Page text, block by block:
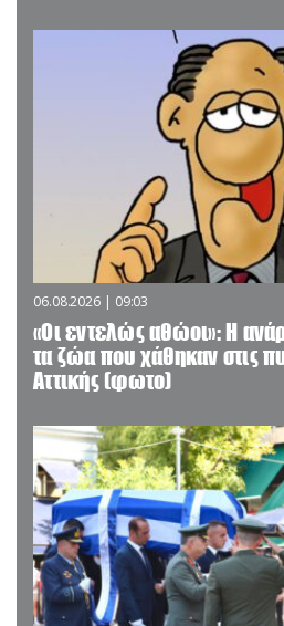
06.08.2026 | 09:03
«Οι εντελώς αθώοι»: Η
τα ζώα που χάθηκαν στις
Αττικής (φωτο)